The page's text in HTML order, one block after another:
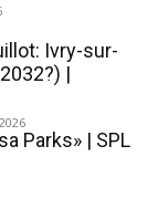
Ivry-sur-
|
Parks» | SPL